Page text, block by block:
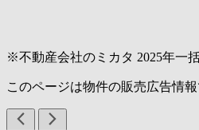
※不動産会社のミカタ 2025年一
このページは物件の販売広告情